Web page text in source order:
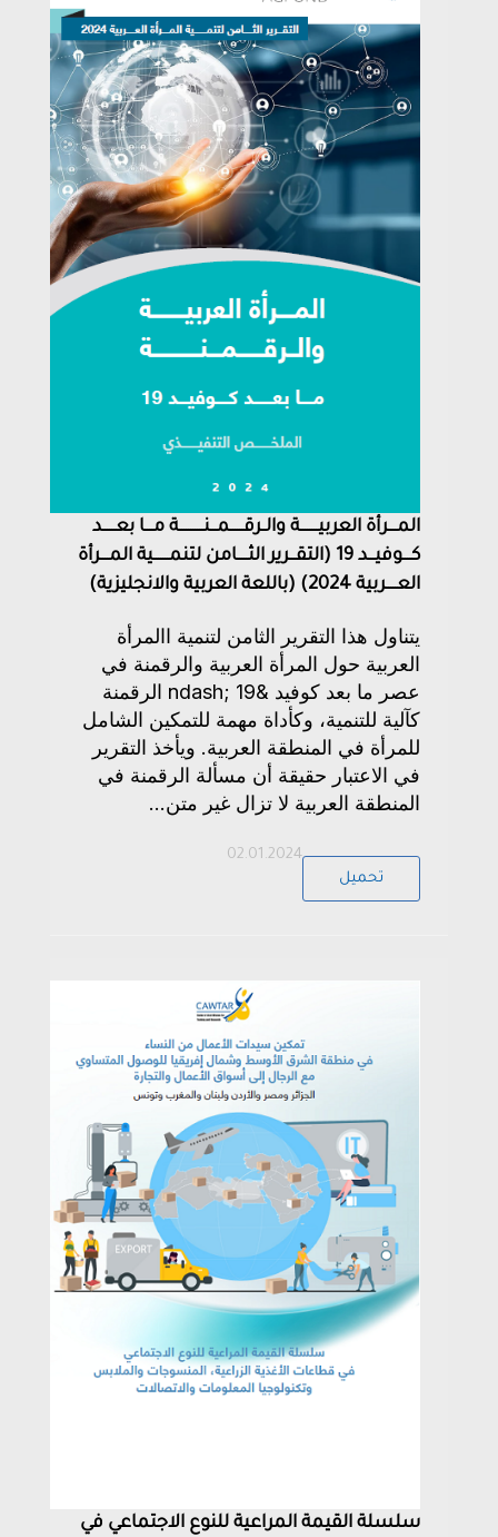
المــــرأة العربيــــــــة والــرقــــــمـــنـــــــــــة مــــا بعــــــد
كــــوفيـــد 19 (التقـــرير الثـــــامن لتنمـــــــية المــــرأة
العـــــربية 2024) (باللعة العربية والانجليزية)
يتناول هذا التقرير الثامن لتنمية االمرأة
العربية حول المرأة العربية والرقمنة في
عصر ما بعد كوفيد &ndash; 19 الرقمنة
كآلية للتنمية، وكأداة مهمة للتمكين الشامل
للمرأة في المنطقة العربية. ويأخذ التقرير
في الاعتبار حقيقة أن مسألة الرقمنة في
المنطقة العربية لا تزال غير متن...
02.01.2024
تحميل
سلسلة القيمة المراعية للنوع الاجتماعي في